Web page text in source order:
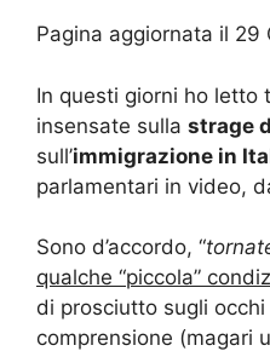
Pagina aggiornata il 29
In questi giorni ho letto
insensate sulla strage
sull’immigrazione in
parlamentari in video,
Sono d’accordo, “
qualche “piccola”
di prosciutto sugli
comprensione (magari